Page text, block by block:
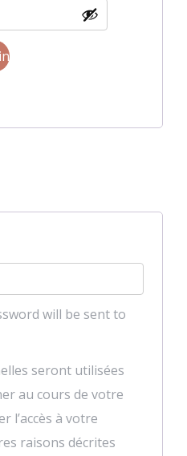
will be sent to
seront utilisées
au cours de votre
l’accès à votre
raisons décrites